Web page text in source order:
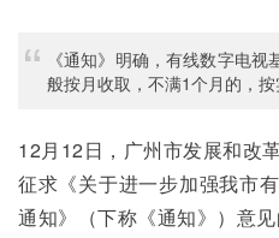
《通知》明确，有线数字电
般按月收取，不满1个月的，按
12月12日，广州市发展和改
征求《关于进一步加强我市
通知》（下称《通知》）意见